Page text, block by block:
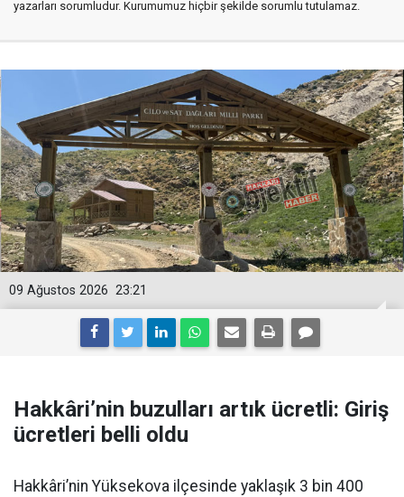
yazarları sorumludur. Kurumumuz hiçbir şekilde sorumlu tutulamaz.
23:21
09 Ağustos 2026
Hakkâri’nin buzulları artık ücretli: Giriş
ücretleri belli oldu
Hakkâri’nin Yüksekova ilçesinde yaklaşık 3 bin 400